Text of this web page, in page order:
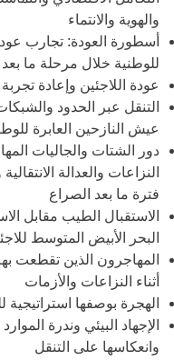
والهوية والانتماء
أسطورة العودة: تجارب
للوطنية خلال مرحلة ما
عودة اللاجئين وإعادة
التنقل عبر الحدود
عيش النازحين العابرة
دور الشتات والجاليات
النزاعات والعدالة
فترة ما بعد الصراع
الاستقبال الطيب مقابل
البحر الأبيض المتوسط
المهاجرون الذين تقطعت
أثناء النزاعات والأزمات
الهجرة بوصفها استراتيجية
الإجهاد البيئي وندرة
وانعكاسها على التنقل